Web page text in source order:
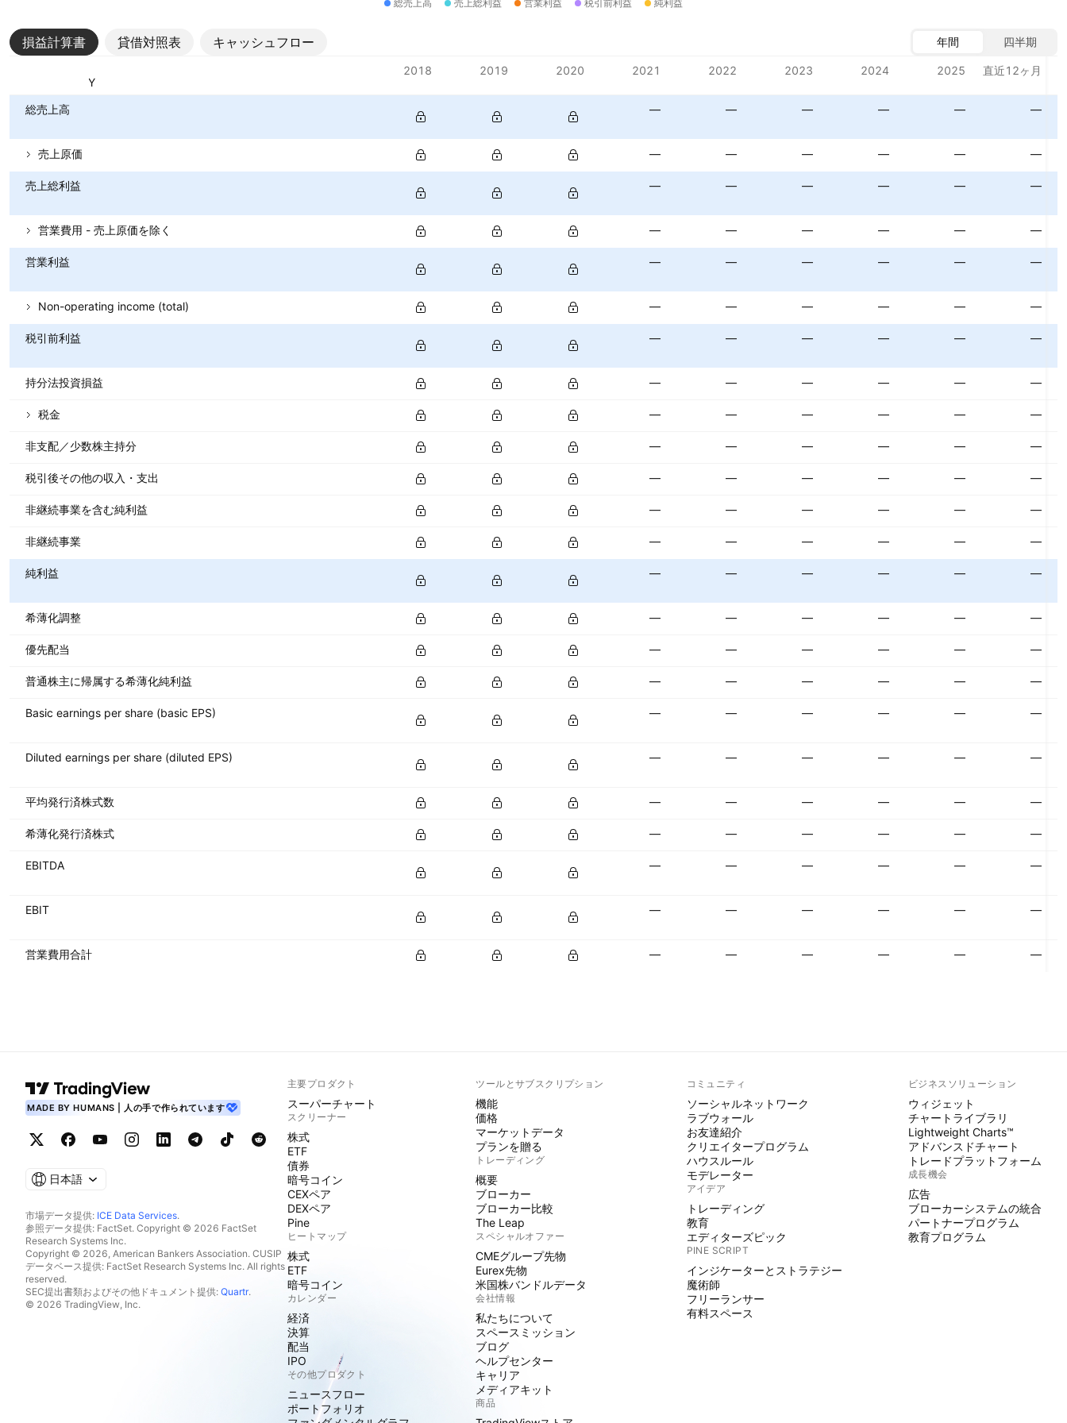
総売上高 売上総利益 営業利益 税引前利益 純利益
損益計算書 貸借対照表 キャッシュフロー 年間
四半期
通貨: JPY
2018 2019 2020 2021 2022 2023 2024 2025 直近12ヶ月
総売上高 — — — — — —
売上原価 — — — — — —
売上総利益 — — — — — —
営業費用 - 売上原価を除く — — — — — —
営業利益 — — — — — —
Non-operating income (total) — — — — — —
税引前利益 — — — — — —
持分法投資損益 — — — — — —
税金 — — — — — —
非支配／少数株主持分 — — — — — —
税引後その他の収入・支出 — — — — — —
非継続事業を含む純利益 — — — — — —
非継続事業 — — — — — —
純利益 — — — — — —
希薄化調整 — — — — — —
優先配当 — — — — — —
普通株主に帰属する希薄化純利益 — — — — — —
Basic earnings per share (basic EPS) — — — — — —
Diluted earnings per share (diluted EPS) — — — — — —
平均発行済株式数 — — — — — —
希薄化発行済株式 — — — — — —
EBITDA — — — — — —
EBIT — — — — — —
営業費用合計 — — — — — —
MADE BY HUMANS | 人の手で作られています
日本語
市場データ提供: ICE Data Services.
参照データ提供: FactSet. Copyright © 2026 FactSet
Research Systems Inc.
Copyright © 2026, American Bankers Association. CUSIP
データベース提供: FactSet Research Systems Inc. All rights
reserved.
SEC提出書類およびその他ドキュメント提供: Quartr.
© 2026 TradingView, Inc.
主要プロダクト
スーパーチャート
スクリーナー
株式
ETF
債券
暗号コイン
CEXペア
DEXペア
Pine
ヒートマップ
株式
ETF
暗号コイン
カレンダー
経済
決算
配当
IPO
その他プロダクト
ニュースフロー
ポートフォリオ
ツールとサブスクリプション
機能
価格
マーケットデータ
プランを贈る
トレーディング
概要
ブローカー
ブローカー比較
The Leap
スペシャルオファー
CMEグループ先物
Eurex先物
米国株バンドルデータ
会社情報
私たちについて
スペースミッション
ブログ
ヘルプセンター
キャリア
メディアキット
商品
コミュニティ
ソーシャルネットワーク
ラブウォール
お友達紹介
クリエイタープログラム
ハウスルール
モデレーター
アイデア
トレーディング
教育
エディターズピック
PINE SCRIPT
インジケーターとストラテジー
魔術師
フリーランサー
有料スペース
ビジネスソリューション
ウィジェット
チャートライブラリ
Lightweight Charts™
アドバンスドチャート
トレードプラットフォーム
成長機会
広告
ブローカーシステムの統合
パートナープログラム
教育プログラム